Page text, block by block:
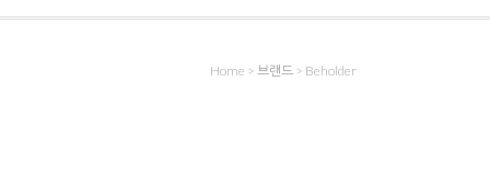
Home > 브랜드 > Beholder